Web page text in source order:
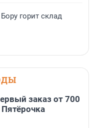
горит склад
заказ от 700